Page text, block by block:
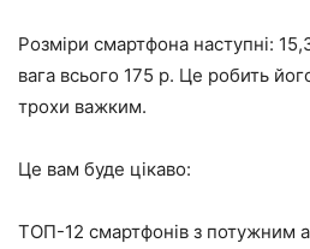
Розміри смартфона наступні:
вага всього 175 р. Це робить
трохи важким.
Це вам буде цікаво:
ТОП-12 смартфонів з потужним